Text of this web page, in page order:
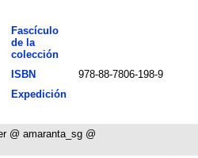
Fascículo
de la
colección
ISBN
978-88-7806-198-9
Expedición
@ amaranta_sg @